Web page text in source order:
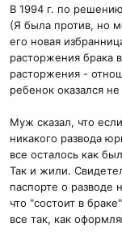
В 1994 г. по
(Я была против, но
его новая
расторжения брака
расторжения -
ребенок оказался
Муж сказал, что
никакого развода
все осталось как
Так и жили.
паспорте о разводе
что "состоит в
все так, как